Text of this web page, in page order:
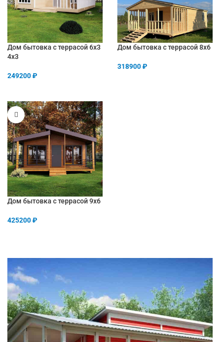
Дом бытовка с террасой 6х3
4х3
249200₽
Дом бытовка с террасой 8х6
318900₽
Дом бытовка с террасой 9х6
425200₽